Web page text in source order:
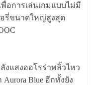
พื่อการเล่นเกมแบบไม่มี
รี่ขนาดใหญ่สูงสุด
งแสงออโรร่าพลิ้วไหว
Blue อีกทั้งยัง